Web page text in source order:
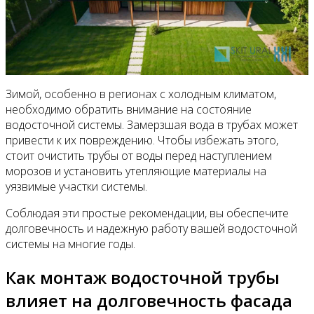
Зимой, особенно в регионах с холодным климатом,
необходимо обратить внимание на состояние
водосточной системы. Замерзшая вода в трубах может
привести к их повреждению. Чтобы избежать этого,
стоит очистить трубы от воды перед наступлением
морозов и установить утепляющие материалы на
уязвимые участки системы.
Соблюдая эти простые рекомендации, вы обеспечите
долговечность и надежную работу вашей водосточной
системы на многие годы.
Как монтаж водосточной трубы
влияет на долговечность фасада